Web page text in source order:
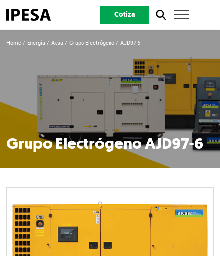
Cotiza
Home Energía Aksa Grupo Electrógeno AJD97-6
Grupo Electrógeno AJD97-6